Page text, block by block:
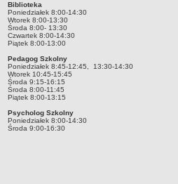
Dane podstawowe
Statut
Godziny dyżurów
Ogłoszenie
Kontrole
Biblioteka
Poniedziałek 8:00-14:30
Wtorek 8:00-13:30
Środa 8:00- 13:30
Czwartek 8:00-14:30
Piątek 8:00-13:00
Pedagog Szkolny
Poniedziałek 8:45-12:45, 13:30-14:30
Wtorek 10:45-15:45
Środa 9:15-16:15
Środa 8:00-11:45
Piątek 8:00-13:15
Psycholog Szkolny
Poniedziałek 8:00-14:30
Środa 9:00-16:30